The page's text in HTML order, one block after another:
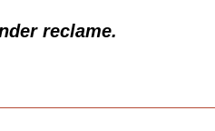
reclame.